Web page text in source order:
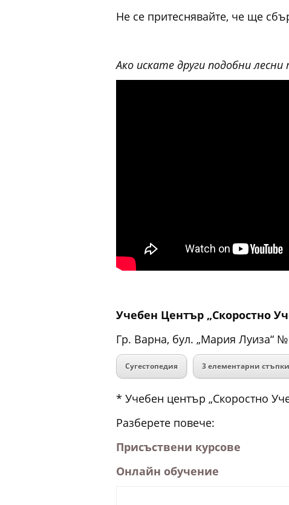
Не се притеснявайте, че ще
Ако искате други подобни
Учебен Център „Скоростно
Гр. Варна, бул. „Мария Луиза“
Сугестопедия 3 елементарни
* Учебен център „Скоростно
Разберете повече:
Присъствени курсове
Онлайн обучение